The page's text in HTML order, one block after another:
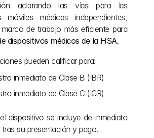
aclarando las vías para las
móviles médicas independientes,
de trabajo más eficiente para
dispositivos médicos de la HSA.
pueden calificar para:
inmediato de Clase B (IBR)
inmediato de Clase C (ICR)
dispositivo se incluye de inmediato
su presentación y pago.